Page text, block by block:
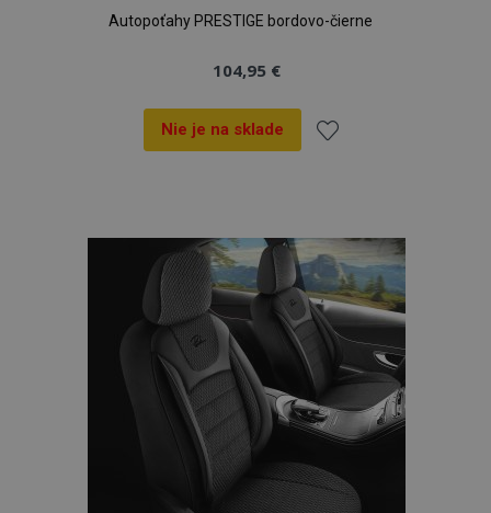
Autopoťahy PRESTIGE bordovo-čierne
104,95 €
Nie je na sklade
zoznamu
prianí